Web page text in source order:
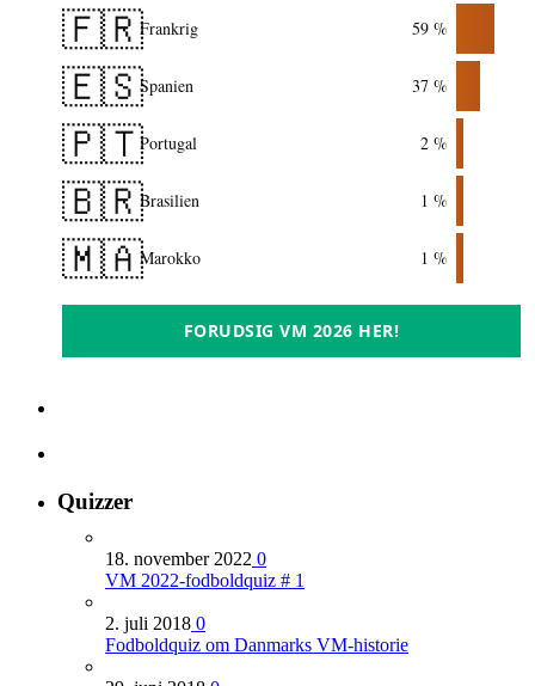
🇫🇷Frankrig 59 %
🇪🇸Spanien 37 %
🇵🇹Portugal 2 %
🇧🇷Brasilien 1 %
🇲🇦Marokko 1 %
FORUDSIG VM 2026 HER!
Quizzer
18. november 2022 0
VM 2022-fodboldquiz # 1
2. juli 2018 0
Fodboldquiz om Danmarks VM-historie